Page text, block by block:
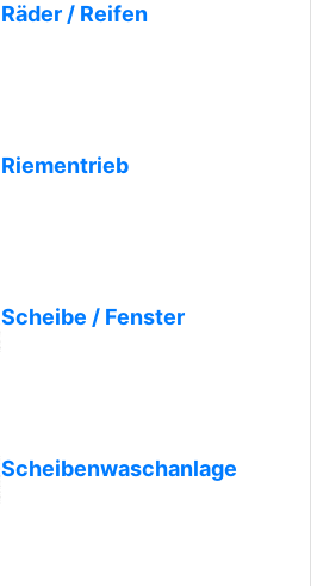
Räder / Reifen
Riementrieb
Scheibe / Fenster
Scheibenwaschanlage